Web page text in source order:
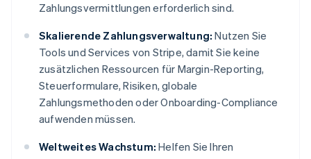
Zahlungsvermittlungen erforderlich sind.
Skalierende Zahlungsverwaltung: Nutzen Sie
Tools und Services von Stripe, damit Sie keine
zusätzlichen Ressourcen für Margin-Reporting,
Steuerformulare, Risiken, globale
Zahlungsmethoden oder Onboarding-Compliance
aufwenden müssen.
Weltweites Wachstum: Helfen Sie Ihren